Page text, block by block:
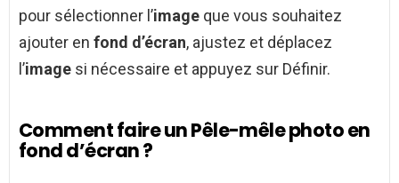
pour sélectionner l’image que vous souhaitez
ajouter en fond d’écran, ajustez et déplacez
l’image si nécessaire et appuyez sur Définir.
Comment faire un Pêle-mêle photo en
fond d’écran ?